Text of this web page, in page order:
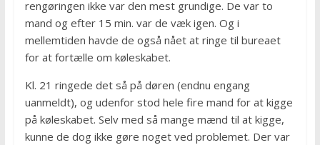
rengøringen ikke var den mest grundige. De var to
mand og efter 15 min. var de væk igen. Og i
mellemtiden havde de også nået at ringe til bureaet
for at fortælle om køleskabet.
Kl. 21 ringede det så på døren (endnu engang
uanmeldt), og udenfor stod hele fire mand for at kigge
på køleskabet. Selv med så mange mænd til at kigge,
kunne de dog ikke gøre noget ved problemet. Der var